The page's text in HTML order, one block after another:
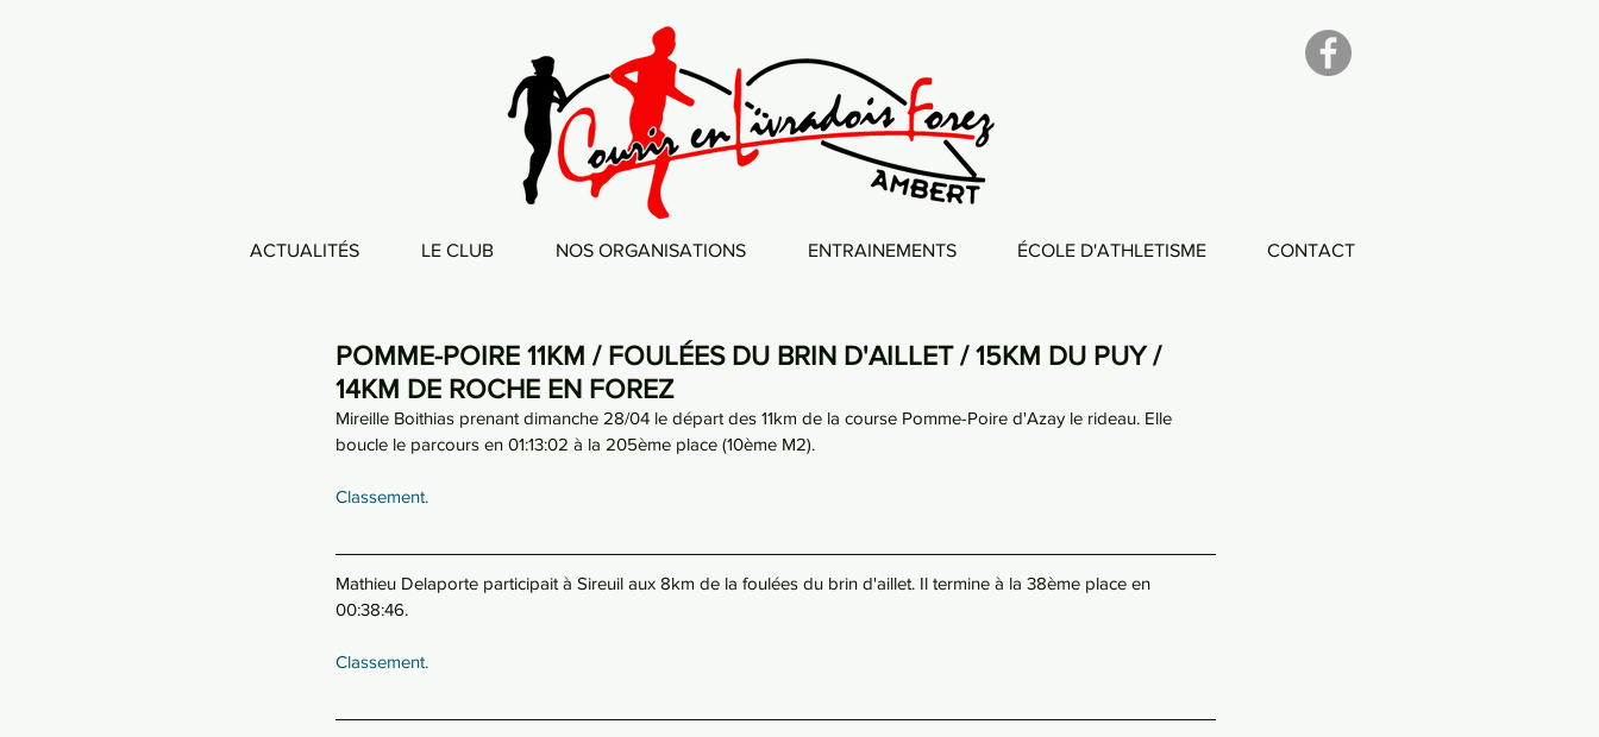
ACTUALITÉS LE CLUB NOS ORGANISATIONS ENTRAINEMENTS ÉCOLE D'ATHLETISME CONTACT
POMME-POIRE 11KM / FOULÉES DU BRIN D'AILLET / 15KM DU PUY /
14KM DE ROCHE EN FOREZ
Mireille Boithias prenant dimanche 28/04 le départ des 11km de la course Pomme-Poire d'Azay le rideau. Elle
boucle le parcours en 01:13:02 à la 205ème place (10ème M2).
Classement.
Mathieu Delaporte participait à Sireuil aux 8km de la foulées du brin d'aillet. Il termine à la 38ème place en
00:38:46.
Classement.